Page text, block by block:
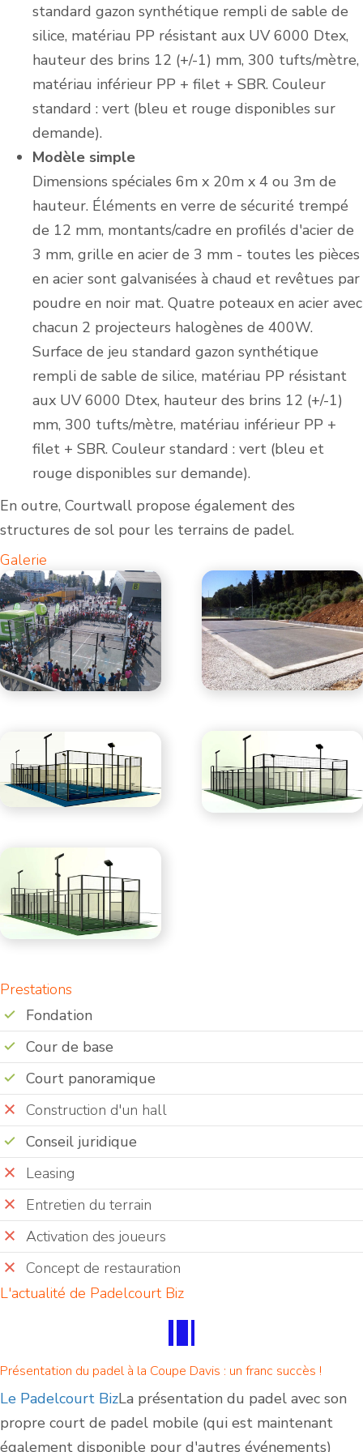
standard gazon synthétique rempli de sable de
silice, matériau PP résistant aux UV 6000 Dtex,
hauteur des brins 12 (+/-1) mm, 300 tufts/mètre,
matériau inférieur PP + filet + SBR. Couleur
standard : vert (bleu et rouge disponibles sur
demande).
Modèle simple
Dimensions spéciales 6m x 20m x 4 ou 3m de
hauteur. Éléments en verre de sécurité trempé
de 12 mm, montants/cadre en profilés d'acier de
3 mm, grille en acier de 3 mm - toutes les pièces
en acier sont galvanisées à chaud et revêtues par
poudre en noir mat. Quatre poteaux en acier avec
chacun 2 projecteurs halogènes de 400W.
Surface de jeu standard gazon synthétique
rempli de sable de silice, matériau PP résistant
aux UV 6000 Dtex, hauteur des brins 12 (+/-1)
mm, 300 tufts/mètre, matériau inférieur PP +
filet + SBR. Couleur standard : vert (bleu et
rouge disponibles sur demande).
En outre, Courtwall propose également des
structures de sol pour les terrains de padel.
Galerie
Prestations
Fondation
Cour de base
Court panoramique
Construction d'un hall
Conseil juridique
Leasing
Entretien du terrain
Activation des joueurs
Concept de restauration
L'actualité de Padelcourt Biz
Présentation du padel à la Coupe Davis : un franc succès !
Le Padelcourt BizLa présentation du padel avec son
propre court de padel mobile (qui est maintenant
également disponible pour d'autres événements)